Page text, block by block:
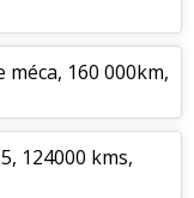
méca, 160 000km,
124000 kms,